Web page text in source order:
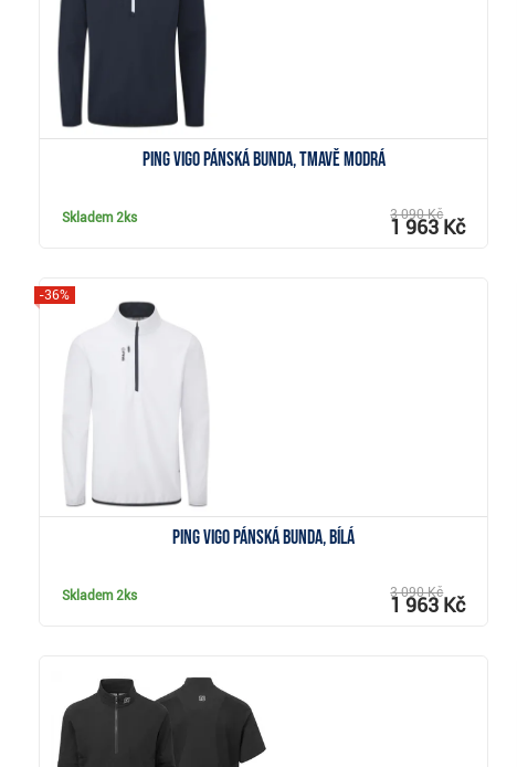
Ping Vigo pánská bunda, tmavě modrá
Skladem2ks 3 090 Kč
1 963 Kč
Ping Vigo pánská bunda, bílá
-36%
Skladem2ks 3 090 Kč
1 963 Kč
Zobrazit